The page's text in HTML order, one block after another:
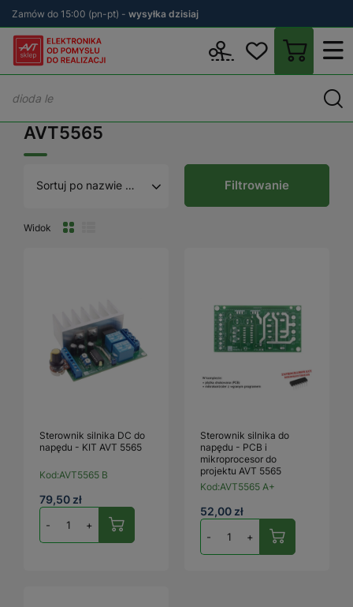
Zamów do 15:00 (pn-pt) - wysyłka dzisiaj
AVT5565
Sortuj po nazwie A - Z
Widok
Filtrowanie
Sterownik silnika DC do
napędu - KIT AVT 5565
Kod:AVT5565 B
79,50 zł
- +
Sterownik silnika do
napędu - PCB i
mikroprocesor do
projektu AVT 5565
Kod:AVT5565 A+
52,00 zł
- +